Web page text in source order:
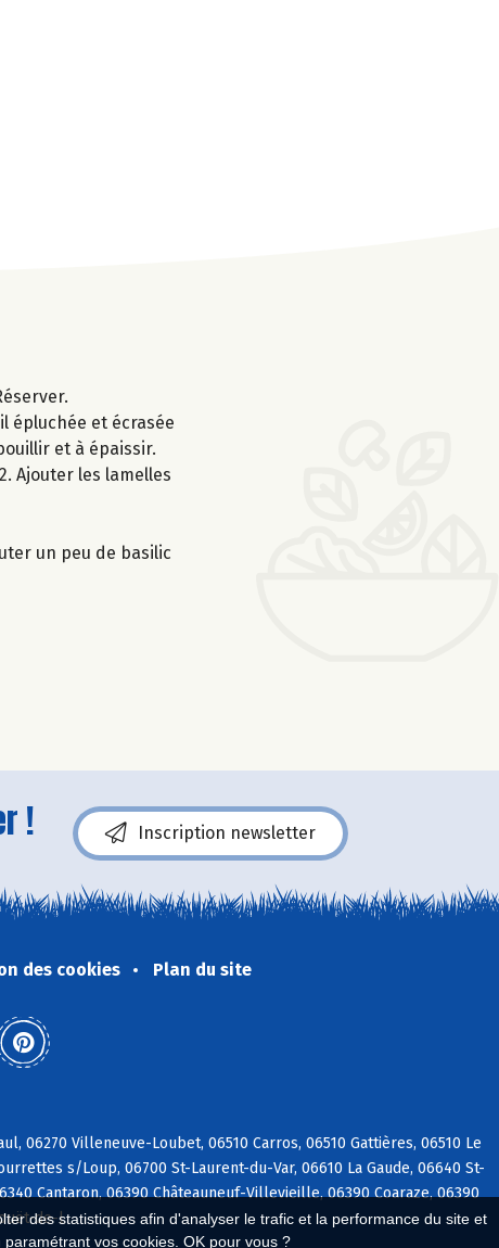
des statistiques afin d'analyser le trafic et la performance du site et
vos cookies. OK pour vous ?
épluchée et écrasée
et à épaissir.
Ajouter les lamelles
un peu de basilic
! Inscription newsletter
des cookies Plan du site
06270 Villeneuve-Loubet, 06510 Carros, 06510 Gattières, 06510 Le
s/Loup, 06700 St-Laurent-du-Var, 06610 La Gaude, 06640 St-
Cantaron, 06390 Châteauneuf-Villevieille, 06390 Coaraze, 06390
de-l